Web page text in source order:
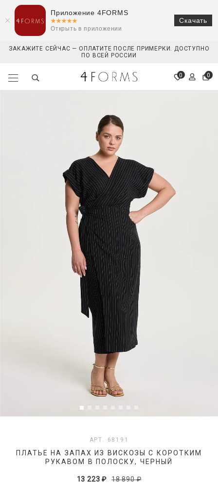
ЗАКАЖИТЕ СЕЙЧАС — ОПЛАТИТЕ ПОСЛЕ ПРИМЕРКИ. ДОСТУПНО
ПО ВСЕЙ РОССИИ
0 0
АРТ. 68191
ПЛАТЬЕ НА ЗАПАХ ИЗ ВИСКОЗЫ С КОРОТКИМ
РУКАВОМ В ПОЛОСКУ, ЧЕРНЫЙ
13 223 ₽ 18 890 ₽
Приложение 4FORMS
Открыть в приложении
Скачать